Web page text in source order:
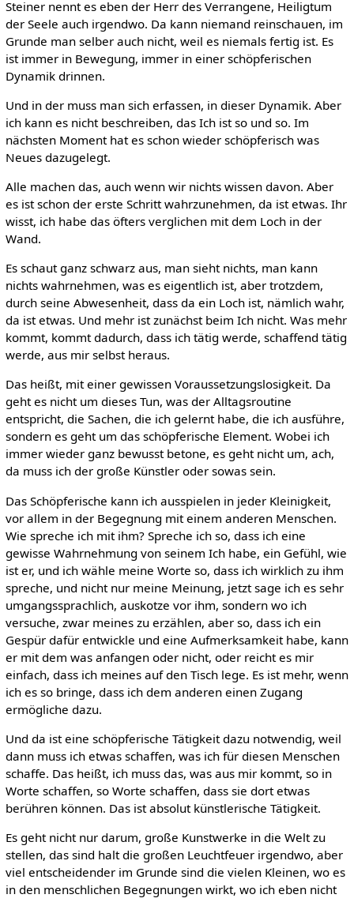
Steiner nennt es eben der Herr des Verrangene, Heiligtum
der Seele auch irgendwo. Da kann niemand reinschauen, im
Grunde man selber auch nicht, weil es niemals fertig ist. Es
ist immer in Bewegung, immer in einer schöpferischen
Dynamik drinnen.
Und in der muss man sich erfassen, in dieser Dynamik. Aber
ich kann es nicht beschreiben, das Ich ist so und so. Im
nächsten Moment hat es schon wieder schöpferisch was
Neues dazugelegt.
Alle machen das, auch wenn wir nichts wissen davon. Aber
es ist schon der erste Schritt wahrzunehmen, da ist etwas. Ihr
wisst, ich habe das öfters verglichen mit dem Loch in der
Wand.
Es schaut ganz schwarz aus, man sieht nichts, man kann
nichts wahrnehmen, was es eigentlich ist, aber trotzdem,
durch seine Abwesenheit, dass da ein Loch ist, nämlich wahr,
da ist etwas. Und mehr ist zunächst beim Ich nicht. Was mehr
kommt, kommt dadurch, dass ich tätig werde, schaffend tätig
werde, aus mir selbst heraus.
Das heißt, mit einer gewissen Voraussetzungslosigkeit. Da
geht es nicht um dieses Tun, was der Alltagsroutine
entspricht, die Sachen, die ich gelernt habe, die ich ausführe,
sondern es geht um das schöpferische Element. Wobei ich
immer wieder ganz bewusst betone, es geht nicht um, ach,
da muss ich der große Künstler oder sowas sein.
Das Schöpferische kann ich ausspielen in jeder Kleinigkeit,
vor allem in der Begegnung mit einem anderen Menschen.
Wie spreche ich mit ihm? Spreche ich so, dass ich eine
gewisse Wahrnehmung von seinem Ich habe, ein Gefühl, wie
ist er, und ich wähle meine Worte so, dass ich wirklich zu ihm
spreche, und nicht nur meine Meinung, jetzt sage ich es sehr
umgangssprachlich, auskotze vor ihm, sondern wo ich
versuche, zwar meines zu erzählen, aber so, dass ich ein
Gespür dafür entwickle und eine Aufmerksamkeit habe, kann
er mit dem was anfangen oder nicht, oder reicht es mir
einfach, dass ich meines auf den Tisch lege. Es ist mehr, wenn
ich es so bringe, dass ich dem anderen einen Zugang
ermögliche dazu.
Und da ist eine schöpferische Tätigkeit dazu notwendig, weil
dann muss ich etwas schaffen, was ich für diesen Menschen
schaffe. Das heißt, ich muss das, was aus mir kommt, so in
Worte schaffen, so Worte schaffen, dass sie dort etwas
berühren können. Das ist absolut künstlerische Tätigkeit.
Es geht nicht nur darum, große Kunstwerke in die Welt zu
stellen, das sind halt die großen Leuchtfeuer irgendwo, aber
viel entscheidender im Grunde sind die vielen Kleinen, wo es
in den menschlichen Begegnungen wirkt, wo ich eben nicht